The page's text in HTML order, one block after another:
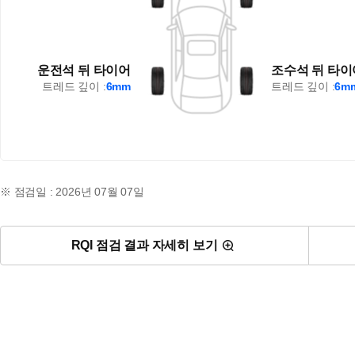
운전석 뒤 타이어
트레드 깊이 :6mm
조수석 뒤 타이
트레드 깊이 :
※ 점검일 : 2026년 07월 07일
RQI 점검 결과 자세히 보기